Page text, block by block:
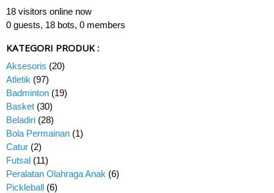
18 visitors online now
0 guests, 18 bots, 0 members
KATEGORI PRODUK :
Aksesoris (20)
Atletik (97)
Badminton (19)
Basket (30)
Beladiri (28)
Bola Permainan (1)
Catur (2)
Futsal (11)
Peralatan Olahraga Anak (6)
Pickleball (6)